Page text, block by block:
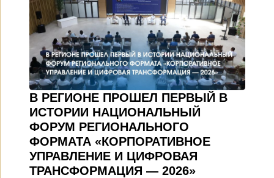
В РЕГИОНЕ ПРОШЕЛ ПЕРВЫЙ В
ИСТОРИИ НАЦИОНАЛЬНЫЙ
ФОРУМ РЕГИОНАЛЬНОГО
ФОРМАТА «КОРПОРАТИВНОЕ
УПРАВЛЕНИЕ И ЦИФРОВАЯ
ТРАНСФОРМАЦИЯ — 2026»